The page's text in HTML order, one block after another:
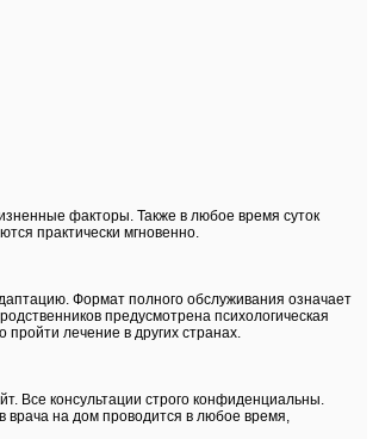
факторы. Также в любое время суток
практически мгновенно.
Формат полного обслуживания означает
предусмотрена психологическая
лечение в других странах.
Все консультации строго конфиденциальны.
на дом проводится в любое время,